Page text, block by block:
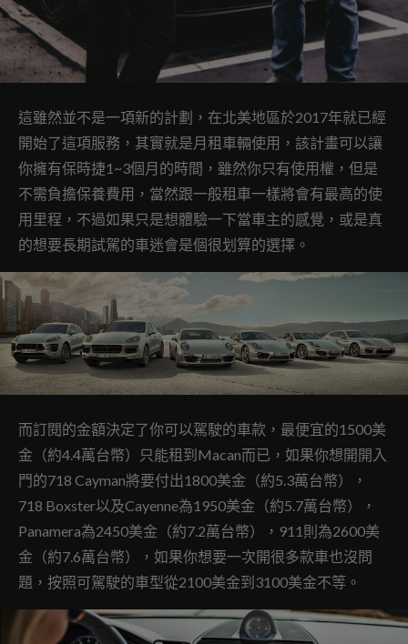
這雖然並不是一項新的計劃，在北美地區於2017年就已經
開始了這項服務，其實就是月租車輛使用，該計畫可以讓
你擁有保時捷1~3個月的時間，雖然你只有使用權，但是
不需負擔保養費用，當然跟一般租車一樣將會有最高的使
用里程，不過如果只是想體驗一下當車主的感覺，或是真
的想要長期試駕的車迷會是個很划算的選擇。
而訂閱的金額決定了你可以駕駛的車款，最便宜的1500美
金（約4.4萬台幣）只能租到Macan而已，如果你想開開入
門的718 Cayman將要付出1800美金（約5.3萬台幣），
718 Boxster以及Cayenne為1950美金（約5.7萬台幣），
Panamera為2450美金（約7.2萬台幣），911則為2600美
金（約7.6萬台幣），如果你想要一次開很多款車也沒問
題，按照可駕駛的車型從2100美金到3100美金不等。